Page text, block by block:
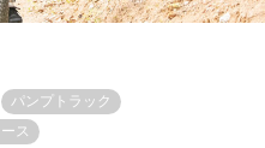
パンプトラック
ス